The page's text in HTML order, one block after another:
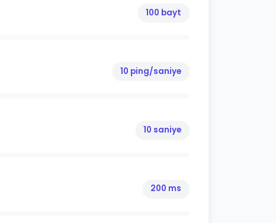
100 bayt
10 ping/saniye
10 saniye
200 ms